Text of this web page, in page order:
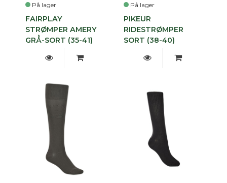
På lager
FAIRPLAY
STRØMPER AMERY
GRÅ-SORT (35-41)
På lager
PIKEUR
RIDESTRØMPER
SORT (38-40)